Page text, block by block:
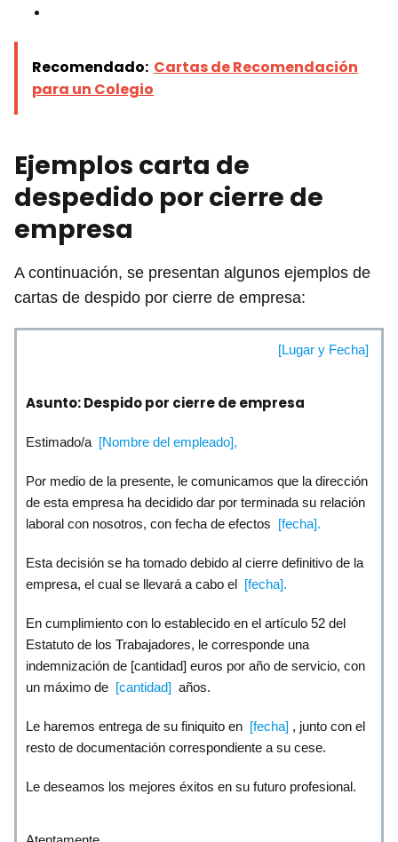
Recomendado: Cartas de Recomendación
para un Colegio
Ejemplos carta de
despedido por cierre de
empresa
A continuación, se presentan algunos ejemplos de
cartas de despido por cierre de empresa:
[Lugar y Fecha]
Asunto: Despido por cierre de empresa
Estimado/a [Nombre del empleado],
Por medio de la presente, le comunicamos que la dirección
de esta empresa ha decidido dar por terminada su relación
laboral con nosotros, con fecha de efectos [fecha].
Esta decisión se ha tomado debido al cierre definitivo de la
empresa, el cual se llevará a cabo el [fecha].
En cumplimiento con lo establecido en el artículo 52 del
Estatuto de los Trabajadores, le corresponde una
indemnización de [cantidad] euros por año de servicio, con
un máximo de [cantidad] años.
Le haremos entrega de su finiquito en [fecha] , junto con el
resto de documentación correspondiente a su cese.
Le deseamos los mejores éxitos en su futuro profesional.